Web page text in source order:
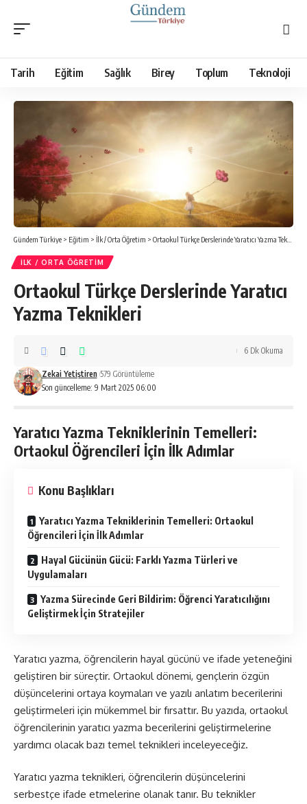
Tarih Eğitim Sağlık Birey Toplum Teknoloji
Gündem Türkiye > Eğitim > İlk / Orta Öğretim > Ortaokul Türkçe Derslerinde Yaratıcı Yazma Teknikleri
İLK / ORTA ÖĞRETIM
Ortaokul Türkçe Derslerinde Yaratıcı
Yazma Teknikleri
Son güncelleme: 9 Mart 2025 06:00
Zekai Yetiştiren 579 Görüntüleme
6 Dk Okuma
Yaratıcı Yazma Tekniklerinin Temelleri:
Ortaokul Öğrencileri İçin İlk Adımlar
Konu Başlıkları
Yaratıcı Yazma Tekniklerinin Temelleri: Ortaokul
Öğrencileri İçin İlk Adımlar
Hayal Gücünün Gücü: Farklı Yazma Türleri ve
Uygulamaları
Yazma Sürecinde Geri Bildirim: Öğrenci Yaratıcılığını
Geliştirmek İçin Stratejiler
Yaratıcı yazma, öğrencilerin hayal gücünü ve ifade yeteneğini
geliştiren bir süreçtir. Ortaokul dönemi, gençlerin özgün
düşüncelerini ortaya koymaları ve yazılı anlatım becerilerini
geliştirmeleri için mükemmel bir fırsattır. Bu yazıda, ortaokul
öğrencilerinin yaratıcı yazma becerilerini geliştirmelerine
yardımcı olacak bazı temel teknikleri inceleyeceğiz.
Yaratıcı yazma teknikleri, öğrencilerin düşüncelerini
serbestçe ifade etmelerine olanak tanır. Bu teknikler